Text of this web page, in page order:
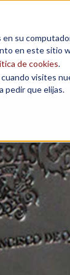
su
en este sitio
de cookies.
visites
pedir que elijas.